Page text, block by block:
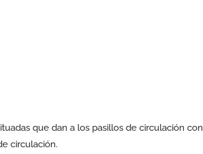
que dan a los pasillos de circulación con
circulación.